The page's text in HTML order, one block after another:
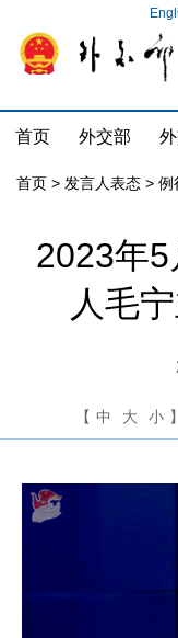
首页 外交部
首页 > 发言人表态 > 例
2023年
人毛
【 中 大 小 】